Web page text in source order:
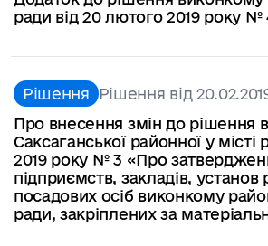
ради від 20 лютого 2019 року №
Рішення Рішення від
Про внесення змін до рішення
Саксаганської районної у місті
2019 року № 3 «Про
підприємств, закладів, установ
посадових осіб виконкому
ради, закріплених за